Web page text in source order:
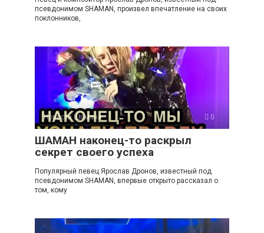
псевдонимом SHAMAN, произвел впечатление на своих
поклонников,
Новости Шамана 0
ШАМАН наконец-то раскрыл
секрет своего успеха
Популярный певец Ярослав Дронов, известный под
псевдонимом SHAMAN, впервые открыто рассказал о
том, кому